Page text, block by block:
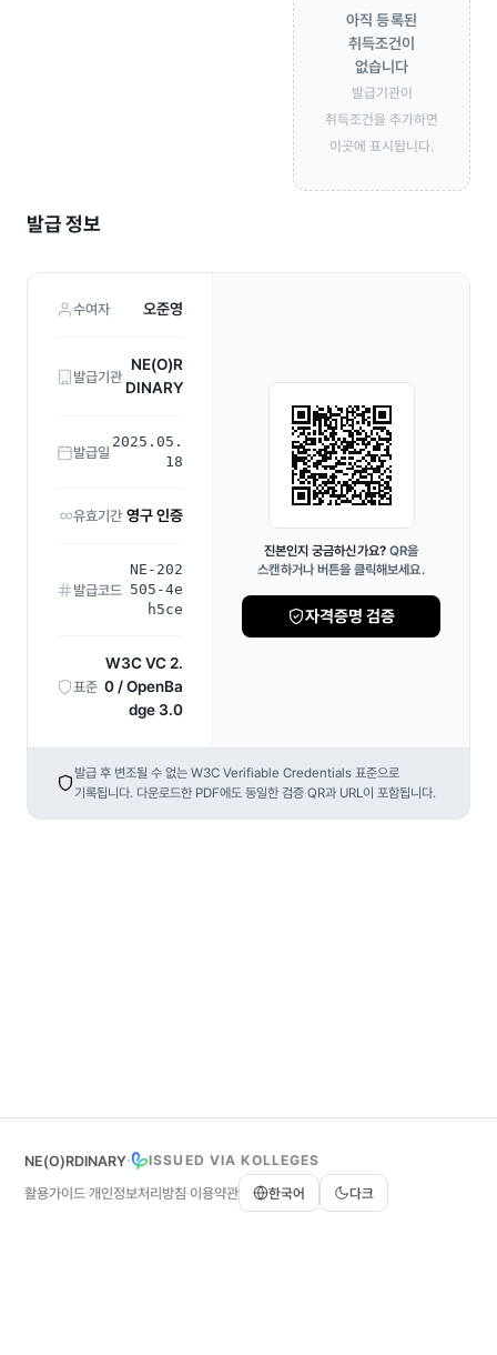
아직 등록된
취득조건이
없습니다
발급기관이
취득조건을 추가하면
이곳에 표시됩니다.
발급 정보
수여자 오준영
발급기관
NE(O)R
DINARY
발급일
2025.05.
18
유효기간 영구 인증
발급코드
NE-202
505-4e
h5ce
표준
W3C VC 2.
0 / OpenBa
dge 3.0
진본인지 궁금하신가요? QR을
스캔하거나 버튼을 클릭해보세요.
자격증명 검증
발급 후 변조될 수 없는 W3C Verifiable Credentials 표준으로
기록됩니다. 다운로드한 PDF에도 동일한 검증 QR과 URL이 포함됩니다.
NE(O)RDINARY·
ISSUED VIA KOLLEGES
활용가이드·개인정보처리방침·이용약관 한국어 다크